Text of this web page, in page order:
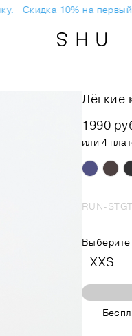
Скидка 10% на первый
Лёгкие
1990
или 4
RUN-
XXS